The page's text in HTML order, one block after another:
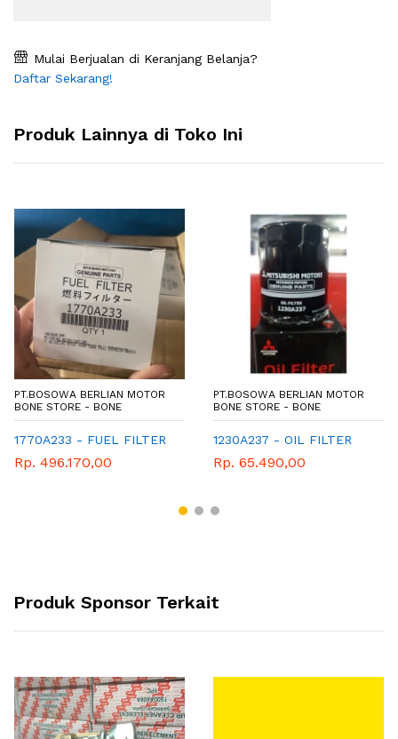
Mulai Berjualan di Keranjang Belanja?
Daftar Sekarang!
Produk Lainnya di Toko Ini
PT.BOSOWA BERLIAN MOTOR
BONE STORE - BONE
1770A233 - FUEL FILTER
Rp. 496.170,00
PT.BOSOWA BERLIAN MOTOR
BONE STORE - BONE
1230A237 - OIL FILTER
Rp. 65.490,00
Produk Sponsor Terkait